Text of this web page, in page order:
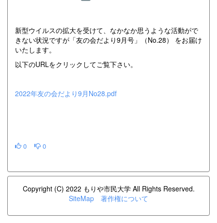
新型ウイルスの拡大を受けて、なかなか思うような活動がで
きない状況ですが「友の会だより9月号」（No.28） をお届け
いたします。
以下のURLをクリックしてご覧下さい。
2022年友の会だより9月No28.pdf
0 0
Copyright (C) 2022 もりや市民大学 All Rights Reserved.
SiteMap
著作権について